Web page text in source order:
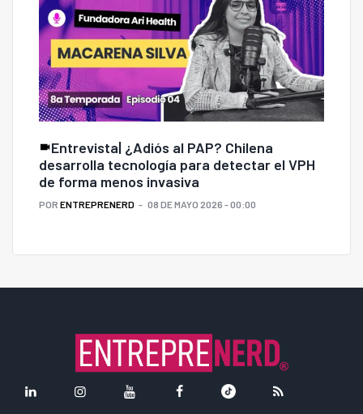
Entrevista| ¿Adiós al PAP? Chilena
desarrolla tecnología para detectar el VPH
de forma menos invasiva
POR ENTREPRENERD 08 DE MAYO 2026 - 00:00